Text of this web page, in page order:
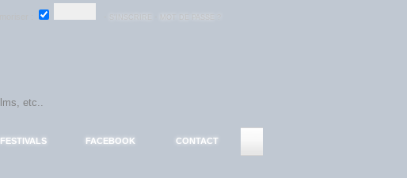
FESTIVALS FACEBOOK CONTACT